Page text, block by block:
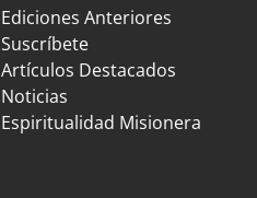
Ediciones Anteriores
Suscríbete
Artículos Destacados
Noticias
Espiritualidad Misionera